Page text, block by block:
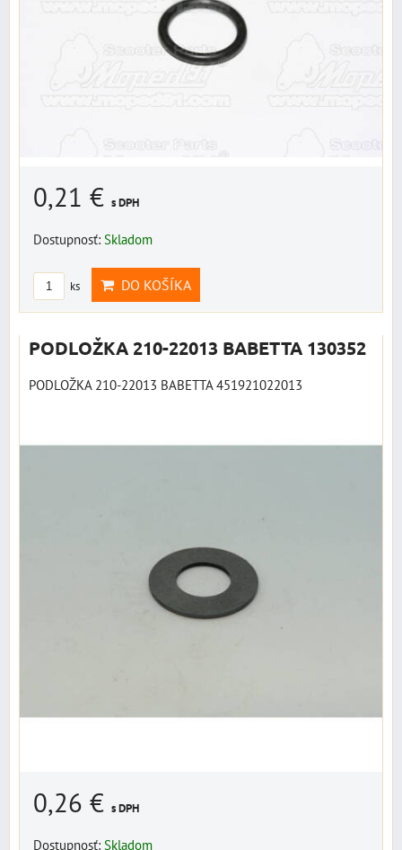
0,21 € s DPH
Dostupnosť: Skladom
ks DO KOŠÍKA
PODLOŽKA 210-22013 BABETTA 130352
PODLOŽKA 210-22013 BABETTA 451921022013
0,26 € s DPH
Dostupnosť: Skladom